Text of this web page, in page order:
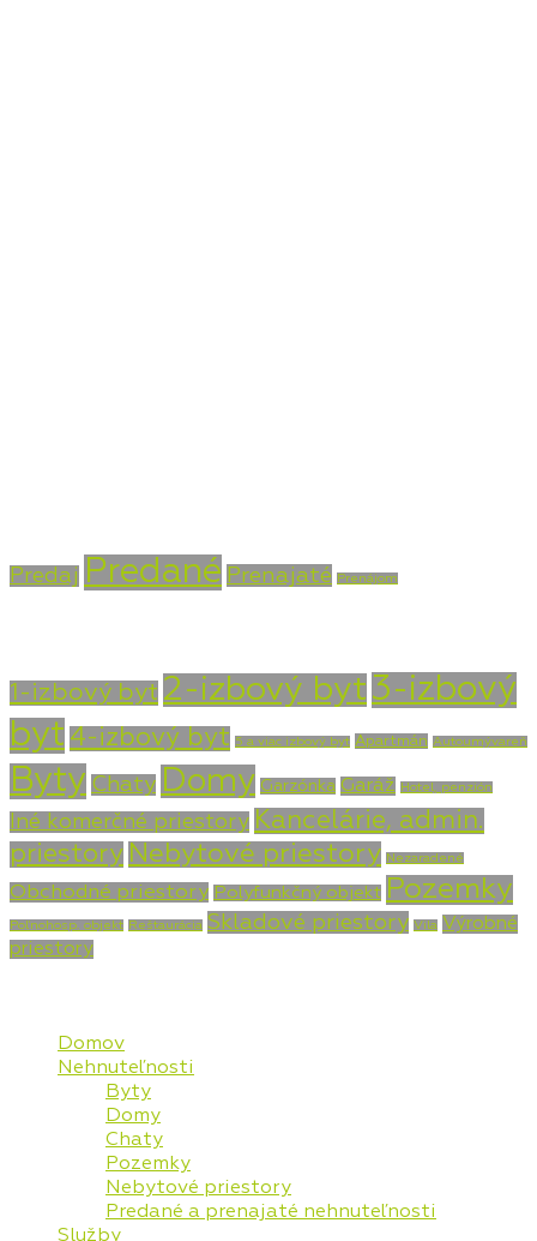
Predaj Predané Prenajaté Prenájom
1-izbový byt 2-izbový byt 3-izbový
byt 4-izbový byt 5 a viac izbový byt Apartmán Autoumývareň
Byty Chaty Domy Garzónka Garáž Hotel, penzión
Iné komerčné priestory Kancelárie, admin.
priestory Nebytové priestory Nezaradené
Obchodné priestory Polyfunkčný objekt Pozemky
Poľnohosp. objekt Reštaurácia Skladové priestory Vila Výrobné
priestory
Domov
Nehnuteľnosti
Byty
Domy
Chaty
Pozemky
Nebytové priestory
Predané a prenajaté nehnuteľnosti
Služby